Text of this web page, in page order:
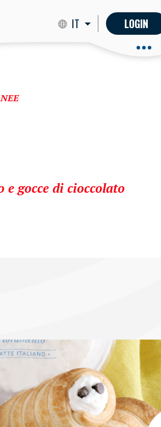
IT LOGIN
gocce di cioccolato